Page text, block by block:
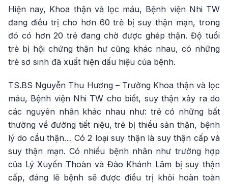
Hiện nay, Khoa thận và lọc máu, Bệnh viện Nhi TW
đang điều trị cho hơn 60 trẻ bị suy thận mạn, trong
đó có hơn 20 trẻ đang chờ được ghép thận. Độ tuổi
trẻ bị hội chứng thận hư cũng khác nhau, có những
trẻ sơ sinh đã xuất hiện dấu hiệu của bệnh.
TS.BS Nguyễn Thu Hương – Trưởng Khoa thận và lọc
máu, Bệnh viện Nhi TW cho biết, suy thận xảy ra do
các nguyên nhân khác nhau như: trẻ có những bất
thường về đường tiết niệu, trẻ bị thiểu sản thận, bệnh
lý do cầu thận… Có 2 loại suy thận là suy thận cấp và
suy thận mạn. Có nhiều bệnh nhân như trường hợp
của Lý Xuyến Thoàn và Đào Khánh Lâm bị suy thận
cấp, đáng lẽ bệnh sẽ được điều trị khỏi hoàn toàn